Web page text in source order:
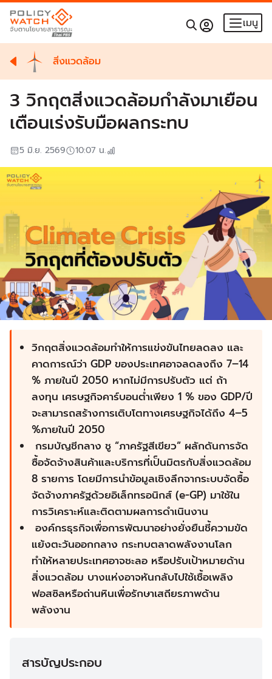
เมนู
สิ่งแวดล้อม
3 วิกฤตสิ่งแวดล้อมกำลังมาเยือน
เตือนเร่งรับมือผลกระทบ
5 มิ.ย. 2569 10:07 น.
วิกฤตสิ่งแวดล้อมทำให้การแข่งขันไทยลดลง และ
คาดการณ์ว่า GDP ของประเทศอาจลดลงถึง 7–14
% ภายในปี 2050 หากไม่มีการปรับตัว แต่ ถ้า
ลงทุน เศรษฐกิจคาร์บอนต่ำเพียง 1 % ของ GDP/ปี
จะสามารถสร้างการเติบโตทางเศรษฐกิจได้ถึง 4–5
%ภายในปี 2050
กรมบัญชีกลาง ชู “ภาครัฐสีเขียว” ผลักดันการจัด
ซื้อจัดจ้างสินค้าและบริการที่เป็นมิตรกับสิ่งแวดล้อม
8 รายการ โดยมีการนำข้อมูลเชิงลึกจากระบบจัดซื้อ
จัดจ้างภาครัฐด้วยอิเล็กทรอนิกส์ (e-GP) มาใช้ใน
การวิเคราะห์และติดตามผลการดำเนินงาน
องค์กรธุรกิจเพื่อการพัฒนาอย่างยั่งยืนชี้ความขัด
แย้งตะวันออกกลาง กระทบตลาดพลังงานโลก
ทำให้หลายประเทศอาจชะลอ หรือปรับเป้าหมายด้าน
สิ่งแวดล้อม บางแห่งอาจหันกลับไปใช้เชื้อเพลิง
ฟอสซิลหรือถ่านหินเพื่อรักษาเสถียรภาพด้าน
พลังงาน
สารบัญประกอบ